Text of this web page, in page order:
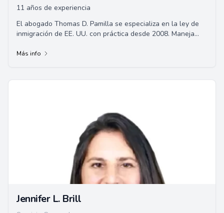
11 años de experiencia
El abogado Thomas D. Pamilla se especializa en la ley de
inmigración de EE. UU. con práctica desde 2008. Maneja
Más info
Jennifer L. Brill